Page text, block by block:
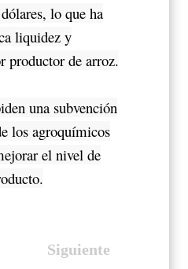
lo que ha
liquidez y
productor de arroz.
una subvención
los agroquímicos
el nivel de
Siguiente